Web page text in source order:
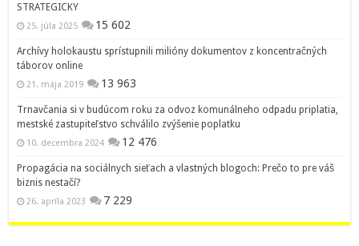
STRATEGICKY
25. júla 2025 15 602
Archívy holokaustu sprístupnili milióny dokumentov z koncentračných
táborov online
21. mája 2019 13 963
Trnavčania si v budúcom roku za odvoz komunálneho odpadu priplatia,
mestské zastupiteľstvo schválilo zvýšenie poplatku
10. decembra 2024 12 476
Propagácia na sociálnych sieťach a vlastných blogoch: Prečo to pre váš
biznis nestačí?
26. apríla 2023 7 229